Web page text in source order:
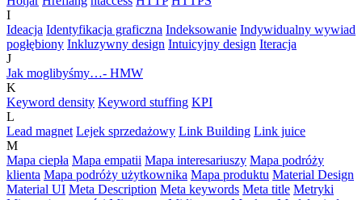
I
Ideacja Identyfikacja graficzna Indeksowanie Indywidualny wywiad
pogłębiony Inkluzywny design Intuicyjny design Iteracja
J
Jak moglibyśmy…- HMW
K
Keyword density Keyword stuffing KPI
L
Lead magnet Lejek sprzedażowy Link Building Link juice
M
Mapa ciepła Mapa empatii Mapa interesariuszy Mapa podróży
klienta Mapa podróży użytkownika Mapa produktu Material Design
Material UI Meta Description Meta keywords Meta title Metryki